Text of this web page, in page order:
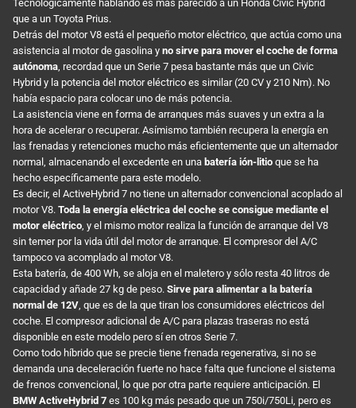
Tecnológicamente hablando es más parecido a un Honda Civic Hybrid
que a un Toyota Prius.
Detrás del motor V8 está el pequeño motor eléctrico, que actúa como una
asistencia al motor de gasolina y no sirve para mover el coche de forma
autónoma, recordad que un Serie 7 pesa bastante más que un Civic
Hybrid y la potencia del motor eléctrico es similar (20 CV y 210 Nm). No
había espacio para colocar uno de más potencia.
La asistencia viene en forma de arranques más suaves y un extra a la
hora de acelerar o recuperar. Asímismo también recupera la energía en
las frenadas y retenciones mucho más eficientemente que un alternador
normal, almacenando el excedente en una batería ión-litio que se ha
hecho específicamente para este modelo.
Es decir, el ActiveHybrid 7 no tiene un alternador convencional acoplado al
motor V8. Toda la energía eléctrica del coche se consigue mediante el
motor eléctrico, y el mismo motor realiza la función de arranque del V8
sin temer por la vida útil del motor de arranque. El compresor del A/C
tampoco va acomplado al motor V8.
Esta batería, de 400 Wh, se aloja en el maletero y sólo resta 40 litros de
capacidad y añade 27 kg de peso. Sirve para alimentar a la batería
normal de 12V, que es de la que tiran los consumidores eléctricos del
coche. El compresor adicional de A/C para plazas traseras no está
disponible en este modelo pero sí en otros Serie 7.
Como todo híbrido que se precie tiene frenada regenerativa, si no se
demanda una deceleración fuerte no hace falta que funcione el sistema
de frenos convencional, lo que por otra parte requiere anticipación. El
BMW ActiveHybrid 7 es 100 kg más pesado que un 750i/750Li, pero es